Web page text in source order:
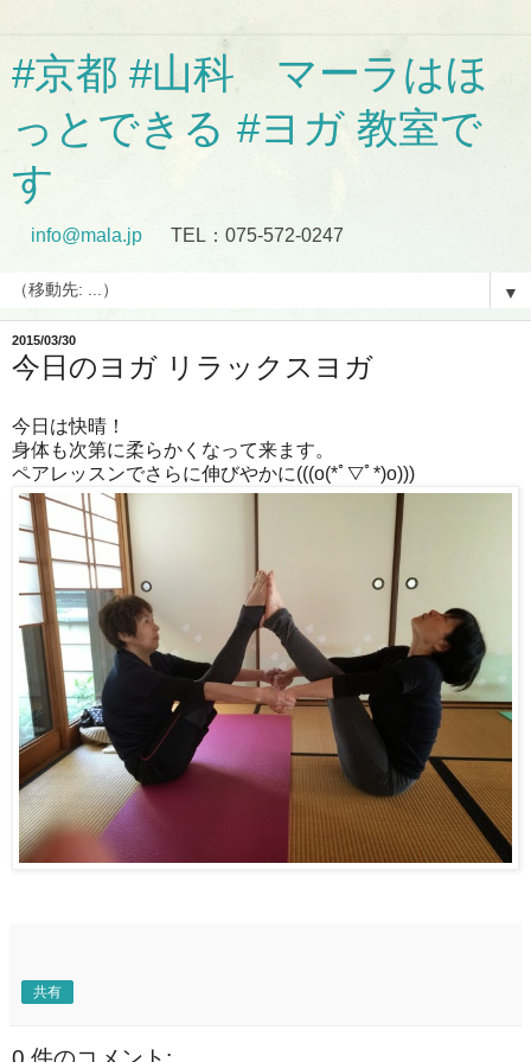
#京都 #山科 マーラはほ
っとできる #ヨガ 教室で
す
info@mala.jp TEL：075-572-0247
▼
2015/03/30
今日のヨガ リラックスヨガ
今日は快晴！
身体も次第に柔らかくなって来ます。
ペアレッスンでさらに伸びやかに(((o(*ﾟ▽ﾟ*)o)))
共有